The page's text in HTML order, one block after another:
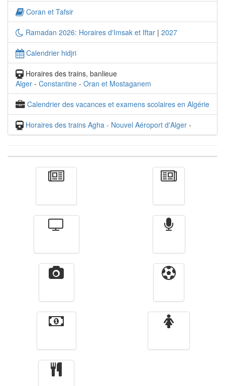
Coran et Tafsir
Ramadan 2026: Horaires d'Imsak et Iftar | 2027
Calendrier hidjri
Horaires des trains, banlieue
Alger - Constantine - Oran et Mostaganem
Calendrier des vacances et examens scolaires en Algérie
Horaires des trains Agha - Nouvel Aéroport d'Alger -